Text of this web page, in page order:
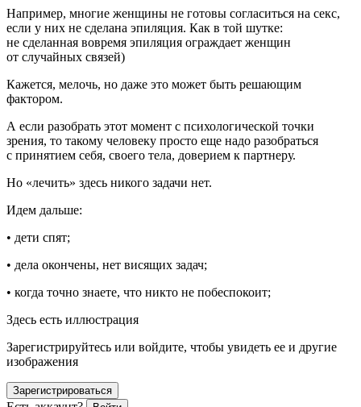
Например, многие женщины не готовы согласиться на секс,
если у них не сделана эпиляция. Как в той шутке:
не сделанная вовремя эпиляция ограждает женщин
от случайных связей)
Кажется, мелочь, но даже это может быть решающим
фактором.
А если разобрать этот момент с психологической точки
зрения, то такому человеку просто еще надо разобраться
с принятием себя, своего тела, доверием к партнеру.
Но «лечить» здесь никого задачи нет.
Идем дальше:
• дети спят;
• дела окончены, нет висящих задач;
• когда точно знаете, что никто не побеспокоит;
Здесь есть иллюстрация
Зарегистрируйтесь или войдите, чтобы увидеть ее и другие
изображения
Зарегистрироваться